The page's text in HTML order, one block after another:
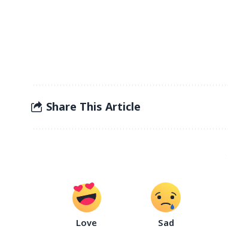
Share This Article
Love Sad